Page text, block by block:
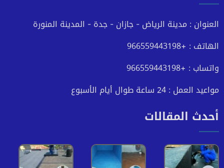
العنوان : مدينة الرياض - جازان - جدة - المدينة المنورة
الهاتف : +966559443198
واتساب : +966559443198
مواعيد العمل : 24 ساعة طوال أيام الأسبوع
أحدث المقالات